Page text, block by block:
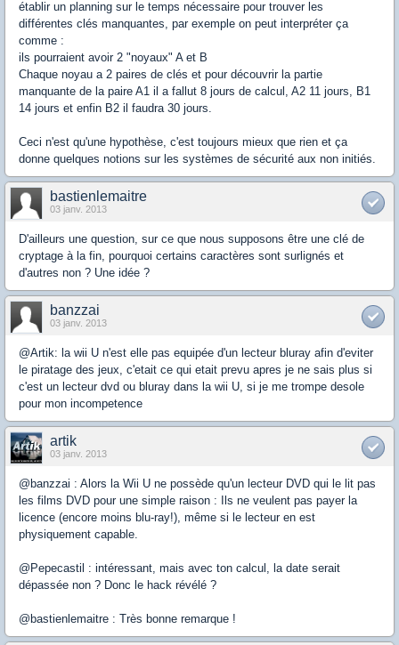
établir un planning sur le temps nécessaire pour trouver les
différentes clés manquantes, par exemple on peut interpréter ça
comme :
ils pourraient avoir 2 "noyaux" A et B
Chaque noyau a 2 paires de clés et pour découvrir la partie
manquante de la paire A1 il a fallut 8 jours de calcul, A2 11 jours, B1
14 jours et enfin B2 il faudra 30 jours.
Ceci n'est qu'une hypothèse, c'est toujours mieux que rien et ça
donne quelques notions sur les systèmes de sécurité aux non initiés.
bastienlemaitre
03 janv. 2013
D'ailleurs une question, sur ce que nous supposons être une clé de
cryptage à la fin, pourquoi certains caractères sont surlignés et
d'autres non ? Une idée ?
banzzai
03 janv. 2013
@Artik: la wii U n'est elle pas equipée d'un lecteur bluray afin d'eviter
le piratage des jeux, c'etait ce qui etait prevu apres je ne sais plus si
c'est un lecteur dvd ou bluray dans la wii U, si je me trompe desole
pour mon incompetence
artik
03 janv. 2013
@banzzai : Alors la Wii U ne possède qu'un lecteur DVD qui le lit pas
les films DVD pour une simple raison : Ils ne veulent pas payer la
licence (encore moins blu-ray!), même si le lecteur en est
physiquement capable.
@Pepecastil : intéressant, mais avec ton calcul, la date serait
dépassée non ? Donc le hack révélé ?
@bastienlemaitre : Très bonne remarque !